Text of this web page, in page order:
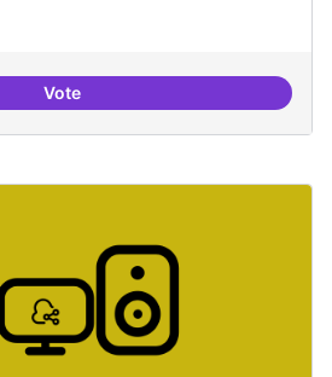
VoteAntenes Ateneu a altres punts